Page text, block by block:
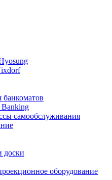
самообслуживания
доски
оборудование